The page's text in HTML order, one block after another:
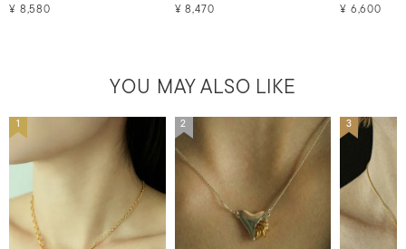
¥ 8,580 ¥ 8,470 ¥ 6,600
YOU MAY ALSO LIKE
1 2 3